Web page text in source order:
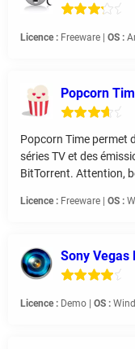
Licence : Freeware | OS :
Popcorn
Popcorn Time permet
séries TV et des
BitTorrent. Attention,
Licence : Freeware | OS :
Sony Vegas
Licence : Demo | OS :